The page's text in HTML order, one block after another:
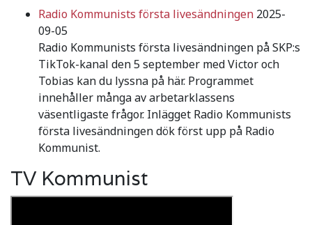
Radio Kommunists första livesändningen 2025-
09-05
Radio Kommunists första livesändningen på SKP:s
TikTok-kanal den 5 september med Victor och
Tobias kan du lyssna på här. Programmet
innehåller många av arbetarklassens
väsentligaste frågor. Inlägget Radio Kommunists
första livesändningen dök först upp på Radio
Kommunist.
TV Kommunist